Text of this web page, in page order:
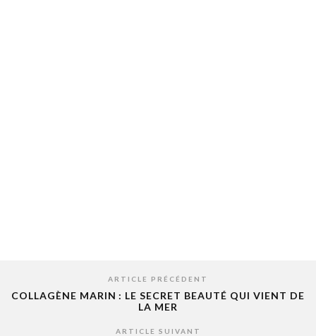
ARTICLE PRÉCÉDENT
COLLAGÈNE MARIN : LE SECRET BEAUTÉ QUI VIENT DE
LA MER
ARTICLE SUIVANT